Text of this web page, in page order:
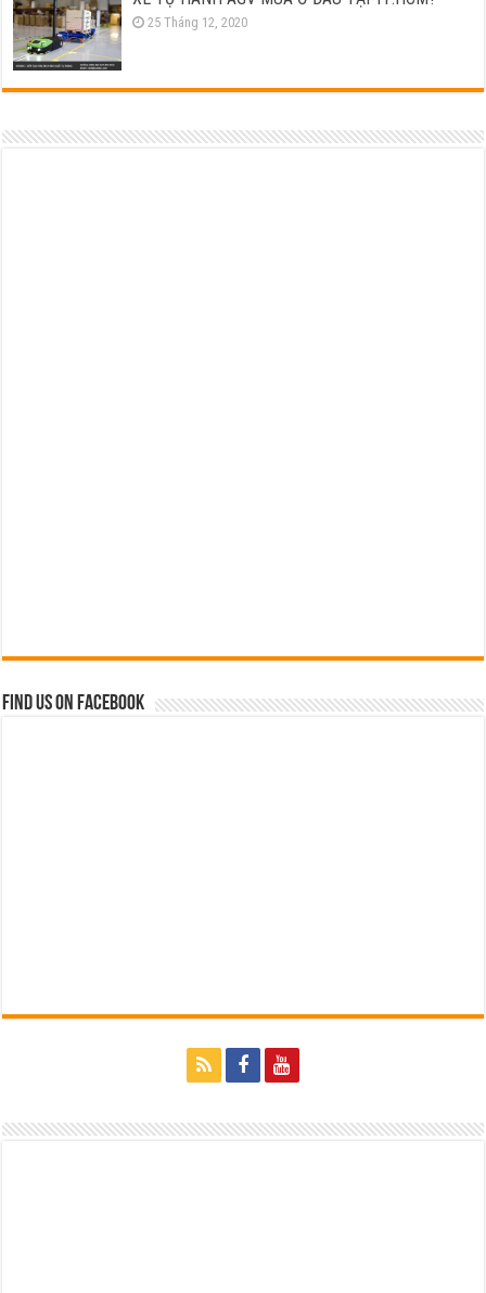
25 Tháng 12, 2020
Find us on Facebook